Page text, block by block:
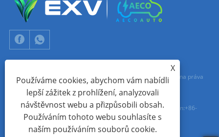
Copyright © 2024 Xiamen Aecoauto Technology Co., Ltd. Všechna práva
vyhrazena.
TECHNICKÁ PODPORA WEBOVÝCH STRÁNEK:SÍŤ TIANYUjack Lin:+86-
X
Používáme cookies, abychom vám nabídli
lepší zážitek z prohlížení, analyzovali
návštěvnost webu a přizpůsobili obsah.
Používáním tohoto webu souhlasíte s
naším používáním souborů cookie.